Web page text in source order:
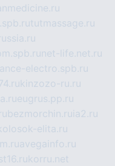
tutmassage.ru
net-life.net.ru
electro.spb.ru
kinzozo-ru.ru
eugrus.pp.ru
bezmorchin.ru ia2.ru
elita.ru
avegainfo.ru
korru.net